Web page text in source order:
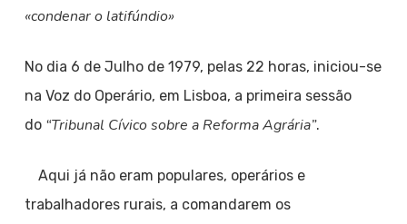
«condenar o latifúndio»
No dia 6 de Julho de 1979, pelas 22 horas, iniciou-se
na Voz do Operário, em Lisboa, a primeira sessão
do“Tribunal Cívico sobre a Reforma Agrária”.
Aqui já não eram populares, operários e
trabalhadores rurais, a comandarem os